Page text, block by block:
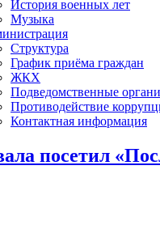
История военных лет
Музыка
Структура
График приёма граждан
ЖКХ
Подведомственные
Противодействие
Контактная информация
посетил